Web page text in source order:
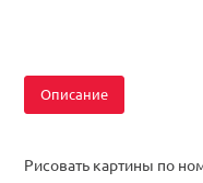
Описание
Рисовать картины по